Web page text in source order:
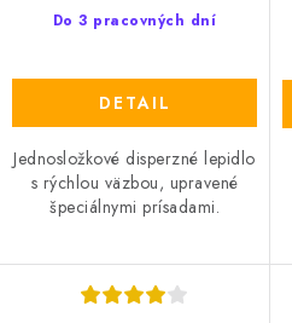
Do 3 pracovných dní
DETAIL
Jednosložkové disperzné lepidlo
s rýchlou väzbou, upravené
špeciálnymi prísadami.